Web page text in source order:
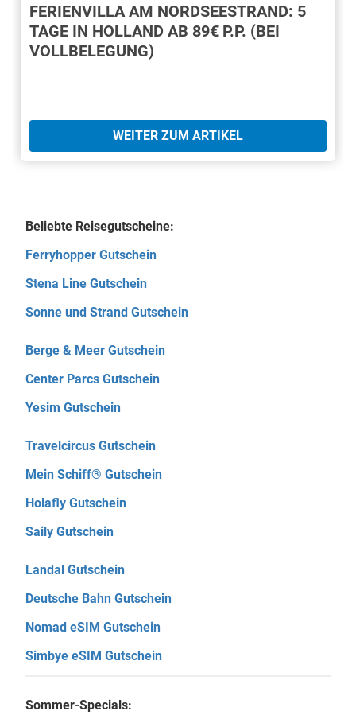
FERIENVILLA AM NORDSEESTRAND: 5
TAGE IN HOLLAND AB 89€ P.P. (BEI
VOLLBELEGUNG)
WEITER ZUM ARTIKEL
Beliebte Reisegutscheine:
Ferryhopper Gutschein
Stena Line Gutschein
Sonne und Strand Gutschein
Berge & Meer Gutschein
Center Parcs Gutschein
Yesim Gutschein
Travelcircus Gutschein
Mein Schiff® Gutschein
Holafly Gutschein
Saily Gutschein
Landal Gutschein
Deutsche Bahn Gutschein
Nomad eSIM Gutschein
Simbye eSIM Gutschein
Sommer-Specials: